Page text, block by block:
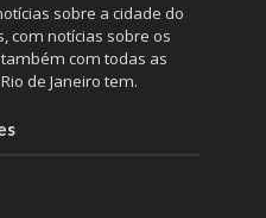
sobre a cidade do
com notícias sobre os
com todas as
de Janeiro tem.